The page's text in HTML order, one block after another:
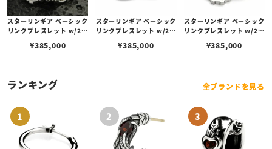
スターリンギア ベーシック
リンクブレスレット w/2ニ
¥385,000
スターリンギア ベーシック
リンクブレスレット w/2カ
¥385,000
スターリンギア ベーシック
リンクブレスレット w/2ヴ
フープ
¥385,000
ランキング 全ブランドを見る